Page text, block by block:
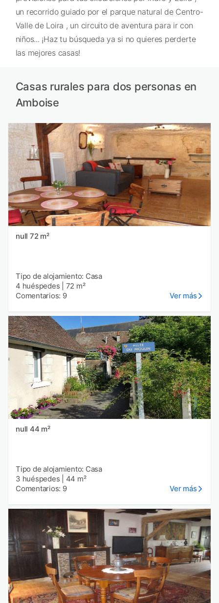
un recorrido guiado por el parque natural de Centro-
Valle de Loira , un circuito de aventura para ir con
niños... ¡Haz tu búsqueda ya si no quieres perderte
las mejores casas!
Casas rurales para dos personas en
Amboise
null 72 m²
Tipo de alojamiento: Casa
4 huéspedes
72 m²
Comentarios: 9
Ver más
null 44 m²
Tipo de alojamiento: Casa
3 huéspedes
44 m²
Comentarios: 9
Ver más